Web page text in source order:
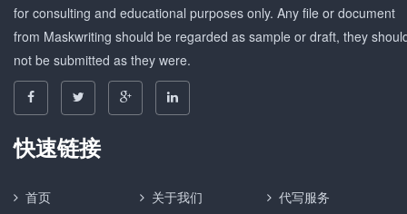
for consulting and educational purposes only. Any file or document
from Maskwriting should be regarded as sample or draft, they
not be submitted as they were.
快速链接
首页 关于我们 代写服务